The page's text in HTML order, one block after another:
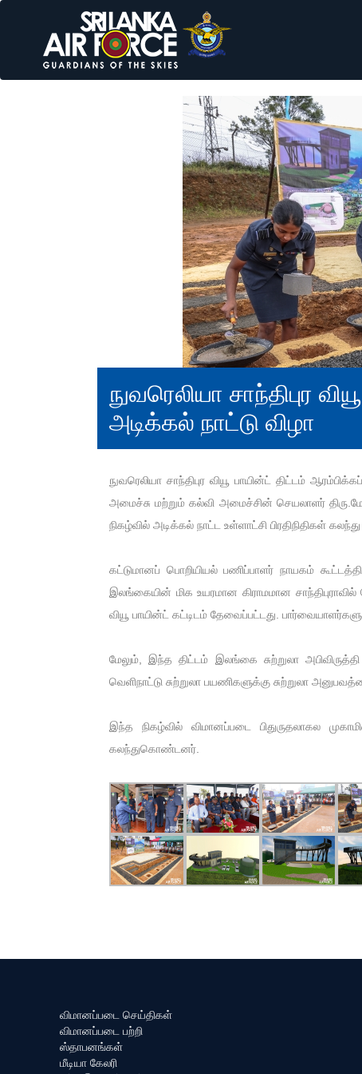
நுவரெலியா சாந்திபுர
அடிக்கல் நாட்டு விழா
நுவரெலியா சாந்திபுர வியூ பாயின்ட் திட்டம்
அமைச்சு மற்றும் கல்வி அமைச்சின் செயலாளர்
நிகழ்வில் அடிக்கல் நாட்ட உள்ளாட்சி பிரதிநிதிகள்
கட்டுமானப் பொறியியல் பணிப்பாளர் நாயகம்
இலங்கையின் மிக உயரமான கிராமமான
வியூ பாயின்ட் கட்டிடம் தேவைப்பட்டது.
மேலும், இந்த திட்டம் இலங்கை சுற்றுலா
வெளிநாட்டு சுற்றுலா பயணிகளுக்கு சுற்றுலா
இந்த நிகழ்வில் விமானப்படை பிதுருதலாகல
கலந்துகொண்டனர்.
விமானப்படை செய்திகள்
விமானப்படை பற்றி
ஸ்தாபனங்கள்
மீடியா கேலரி